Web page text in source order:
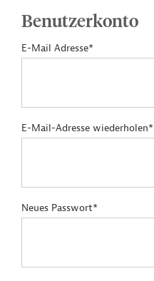
Benutzerkonto
E-Mail Adresse*
E-Mail-Adresse wiederholen*
Neues Passwort*